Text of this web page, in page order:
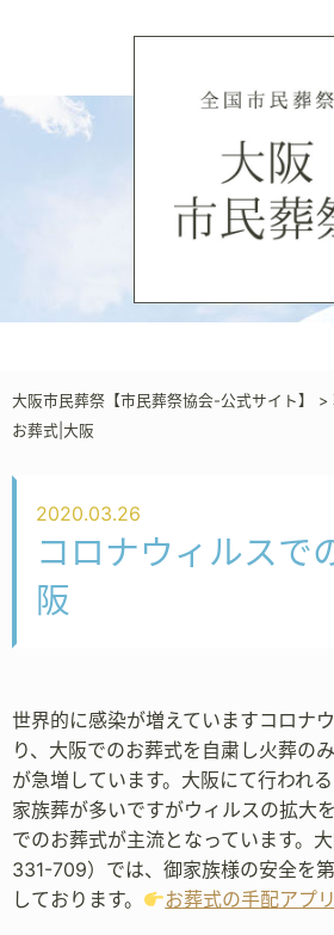
大阪市民葬祭【市民葬祭協会-公式サイト】 >
お葬式|大阪
2020.03.26
コロナウィルスで
阪
世界的に感染が増えていますコロナ
り、大阪でのお葬式を自粛し火葬の
が急増しています。大阪にて行われ
家族葬が多いですがウィルスの拡大
でのお葬式が主流となっています。
331-709）では、御家族様の安全を
しております。
お葬式の手配アプリ